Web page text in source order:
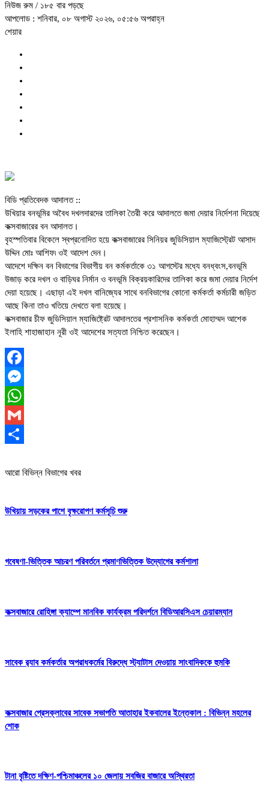
নিউজ রুম / ১৮৫ বার পড়ছে
আপলোড : শনিবার, ০৮ অগাস্ট ২০২৬, ০৫:৫৬ অপরাহ্ন
শেয়ার
বিডি প্রতিবেদক আদালত ::
উখিয়ার বনভূমির অবৈধ দখলদারদের তালিকা তৈরী করে আদালতে জমা দেয়ার নির্দেশনা দিয়েছে
কক্সবাজারের বন আদালত।
বৃহস্পতিবার বিকেলে স্বপ্রনোদিত হয়ে কক্সবাজারের সিনিয়র জুডিসিয়াল ম্যাজিস্ট্রেট আসাদ
উদ্দিন মোঃ আশিফ৷ ওই আদেশ দেন।
আদেশে দক্ষিন বন বিভাগের বিভাগীয় বন কর্মকর্তাকে ৩১ আগস্টের মধ্যে বনধ্বংস,বনভূমি
উজাড় করে দখল ও বাড়িঘর নির্মান ও বনভূমি বিক্রয়কারিদের তালিকা করে জমা দেয়ার নির্দেশ
দেয়া হয়েছে। এছাড়া এই দখল বানিজ্যের সাথে বনবিভাগের কোনো কর্মকর্তা কর্মচারী জড়িত
আছে কিনা তাও খতিয়ে দেখতে বলা হয়েছে।
কক্সবাজার চীফ জুডিসিয়াল ম্যাজিষ্ট্রেট আদালতের প্রশাসনিক কর্মকর্তা মোহাম্মদ আশেক
ইলাহি শাহাজাহান নূরী ওই আদেশের সত্যতা নিশ্চিত করেছেন।
Facebook
Messenger
WhatsApp
Gmail
আরো বিভিন্ন বিভাগের খবর
উখিয়ায় সড়কের পাশে বৃক্ষরোপণ কর্মসূচি শুরু
গবেষণা-ভিত্তিক আচরণ পরিবর্তনে প্রমাণভিত্তিক উদ্যোগের কর্মশালা
কক্সবাজারে রোহিঙ্গা ক্যাম্পে মানবিক কার্যক্রম পরিদর্শনে বিডিআরসিএস চেয়ারম্যান
সাবেক র‍্যাব কর্মকর্তার অপরাধকর্মের বিরুদ্ধে স্ট্যাটাস দেওয়ায় সাংবাদিককে হুমকি
কক্সবাজার প্রেসক্লাবের সাবেক সভাপতি আতাহার ইকবালের ইন্তেকাল : বিভিন্ন মহলের
শোক
টানা বৃষ্টিতে দক্ষিণ-পশ্চিমাঞ্চলের ১০ জেলায় সবজির বাজারে অস্থিরতা